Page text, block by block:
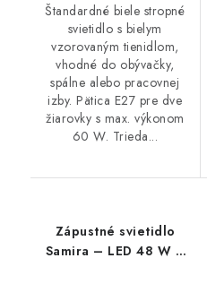
Štandardné biele stropné
svietidlo s bielym
vzorovaným tienidlom,
vhodné do obývačky,
spálne alebo pracovnej
izby. Pätica E27 pre dve
žiarovky s max. výkonom
60 W. Trieda...
Zápustné svietidlo
Samira – LED 48 W –